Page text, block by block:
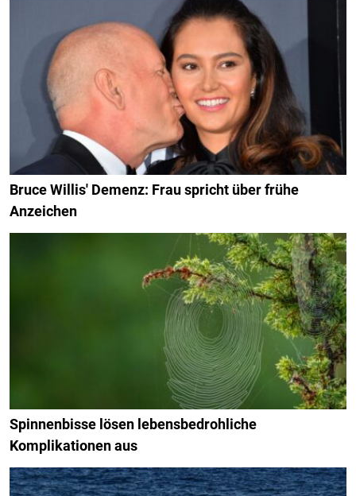
Bruce Willis' Demenz: Frau spricht über frühe
Anzeichen
Spinnenbisse lösen lebensbedrohliche
Komplikationen aus